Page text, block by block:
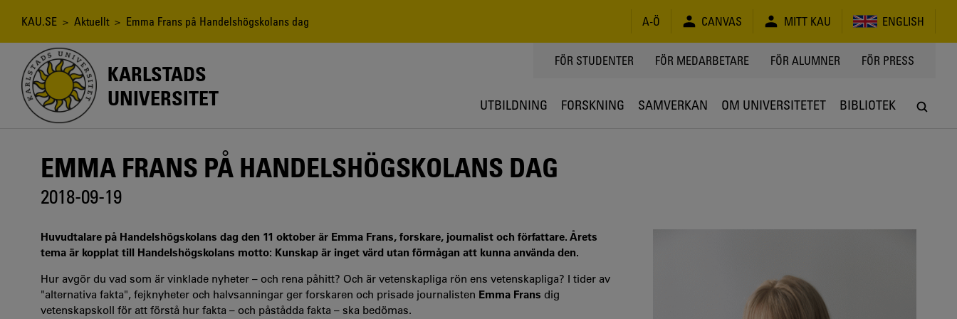
Länkstig
KAU.SE > Aktuellt > Emma Frans på Handelshögskolans dag A-Ö CANVAS MITT KAU ENGLISH
KARLSTADS
UNIVERSITET
TOPPMENY
FÖR STUDENTER FÖR MEDARBETARE FÖR ALUMNER FÖR PRESS
UTBILDNING FORSKNING SAMVERKAN OM UNIVERSITETET BIBLIOTEK
EMMA FRANS PÅ HANDELSHÖGSKOLANS DAG
2018-09-19
Huvudtalare på Handelshögskolans dag den 11 oktober är Emma Frans, forskare, journalist och författare. Årets
tema är kopplat till Handelshögskolans motto: Kunskap är inget värd utan förmågan att kunna använda den.
Hur avgör du vad som är vinklade nyheter – och rena påhitt? Och är vetenskapliga rön ens vetenskapliga? I tider av
"alternativa fakta", fejknyheter och halvsanningar ger forskaren och prisade journalisten Emma Frans dig
vetenskapskoll för att förstå hur fakta – och påstådda fakta – ska bedömas.